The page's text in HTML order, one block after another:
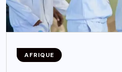
AFRIQUE